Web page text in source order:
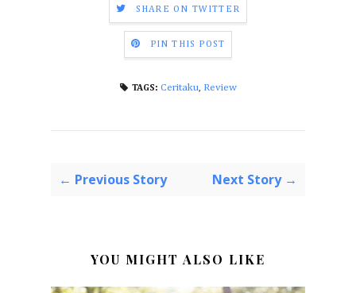
SHARE ON TWITTER
PIN THIS POST
TAGS: Ceritaku, Review
← Previous Story Next Story →
YOU MIGHT ALSO LIKE